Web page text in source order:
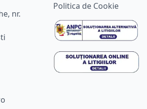
nr.
Politica de Cookie